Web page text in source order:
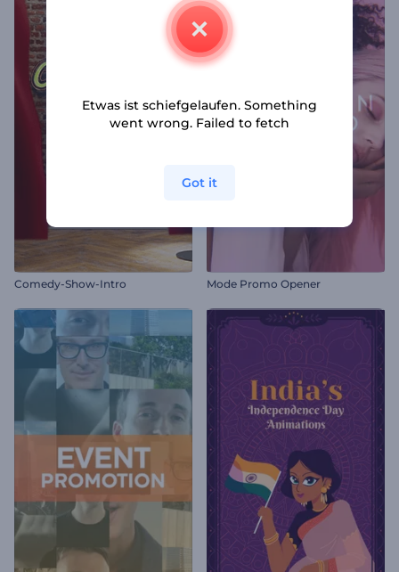
Comedy-Show-Intro Mode Promo Opener
Etwas ist schiefgelaufen. Something
went wrong. Failed to fetch
Got it